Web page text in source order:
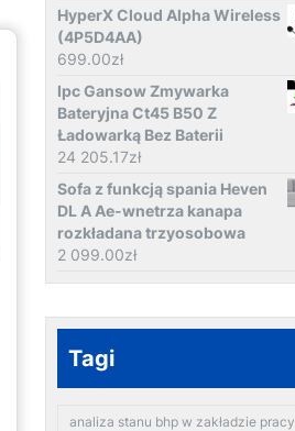
HyperX Cloud Alpha Wireless
(4P5D4AA)
699.00zł
Ipc Gansow Zmywarka
Bateryjna Ct45 B50 Z
Ładowarką Bez Baterii
24 205.17zł
Sofa z funkcją spania Heven
DL A Ae-wnetrza kanapa
rozkładana trzyosobowa
2 099.00zł
Tagi
analiza stanu bhp w zakładzie pracy